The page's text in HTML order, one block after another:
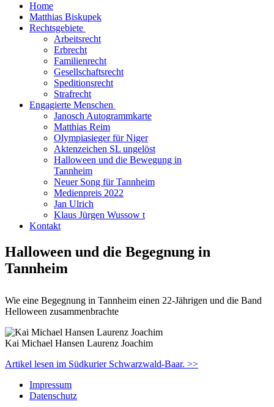
Home
Matthias Biskupek
Rechtsgebiete
Arbeitsrecht
Erbrecht
Familienrecht
Gesellschaftsrecht
Speditionsrecht
Strafrecht
Engagierte Menschen
Janosch Autogrammkarte
Matthias Reim
Olympiasieger für Niger
Aktenzeichen SL ungelöst
Halloween und die Bewegung in
Tannheim
Neuer Song für Tannheim
Medienpreis 2022
Jan Ulrich
Klaus Jürgen Wussow t
Kontakt
Halloween und die Begegnung in
Tannheim
Wie eine Begegnung in Tannheim einen 22-Jährigen und die Band
Helloween zusammenbrachte
Kai Michael Hansen Laurenz Joachim
Artikel lesen im Südkurier Schwarzwald-Baar. >>
Impressum
Datenschutz